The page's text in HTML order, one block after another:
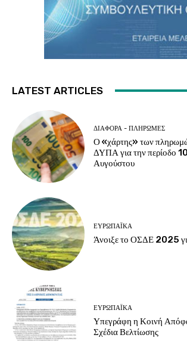
LATEST ARTICLES
ΔΙΆΦΟΡΑ - ΠΛΗΡΩΜΈΣ
Ο «χάρτης» των
ΔΥΠΑ για την περίοδο
Αυγούστου
ΕΥΡΩΠΑΪΚΆ
Άνοιξε το ΟΣΔΕ 2025
ΕΥΡΩΠΑΪΚΆ
Υπεγράφη η Κοινή
Σχέδια Βελτίωσης